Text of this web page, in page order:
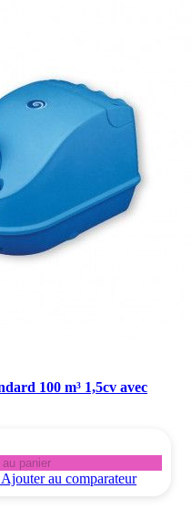
100 m³ 1,5cv avec
panier
Ajouter au comparateur